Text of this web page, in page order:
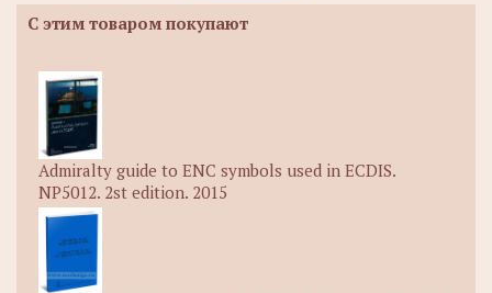
С этим товаром покупают
Admiralty guide to ENC symbols used in ECDIS.
NP5012. 2st edition. 2015